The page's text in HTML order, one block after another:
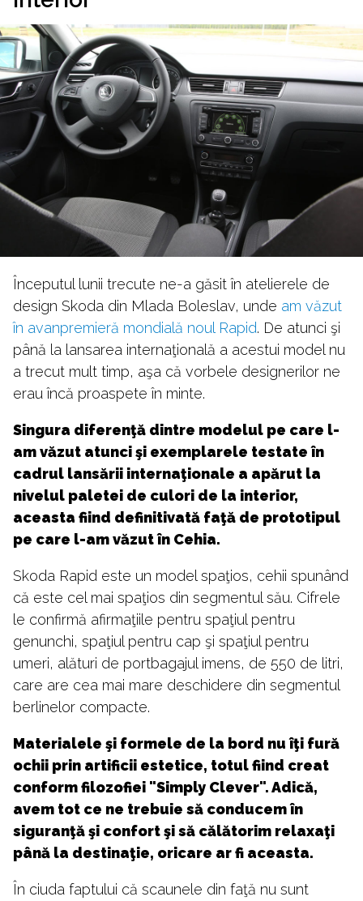
Începutul lunii trecute ne-a găsit în atelierele de
design Skoda din Mlada Boleslav, unde am văzut
în avanpremieră mondială noul Rapid. De atunci şi
până la lansarea internaţională a acestui model nu
a trecut mult timp, aşa că vorbele designerilor ne
erau încă proaspete în minte.
Singura diferenţă dintre modelul pe care l-
am văzut atunci şi exemplarele testate în
cadrul lansării internaţionale a apărut la
nivelul paletei de culori de la interior,
aceasta fiind definitivată faţă de prototipul
pe care l-am văzut în Cehia.
Skoda Rapid este un model spaţios, cehii spunând
că este cel mai spaţios din segmentul său. Cifrele
le confirmă afirmaţiile pentru spaţiul pentru
genunchi, spaţiul pentru cap şi spaţiul pentru
umeri, alături de portbagajul imens, de 550 de litri,
care are cea mai mare deschidere din segmentul
berlinelor compacte.
Materialele şi formele de la bord nu îţi fură
ochii prin artificii estetice, totul fiind creat
conform filozofiei "Simply Clever". Adică,
avem tot ce ne trebuie să conducem în
siguranţă şi confort şi să călătorim relaxaţi
până la destinaţie, oricare ar fi aceasta.
În ciuda faptului că scaunele din faţă nu sunt